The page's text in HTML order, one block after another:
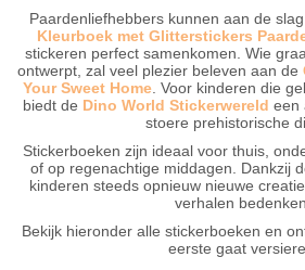
Paardenliefhebbers kunnen aan de
Kleurboek met Glitterstickers
stickeren perfect samenkomen. Wie
ontwerpt, zal veel plezier beleven aan de
Your Sweet Home. Voor kinderen die
biedt de Dino World Stickerwereld een
stoere prehistorische
Stickerboeken zijn ideaal voor thuis,
of op regenachtige middagen. Dankzij
kinderen steeds opnieuw nieuwe
verhalen bedenken.
Bekijk hieronder alle stickerboeken en
eerste gaat